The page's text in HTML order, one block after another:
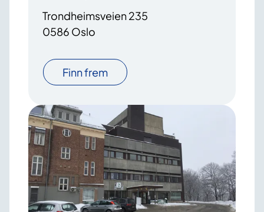
Trondheimsveien 235
0586 Oslo
Finn frem